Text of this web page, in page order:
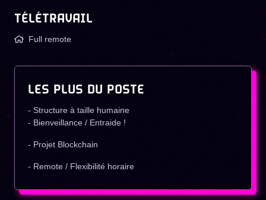
TÉLÉTRAVAIL
Full remote
LES PLUS DU POSTE
- Structure à taille humaine
- Bienveillance / Entraide !
- Projet Blockchain
- Remote / Flexibilité horaire